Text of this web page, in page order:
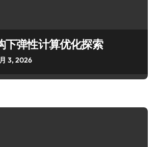
下弹性计算优化探索
3, 2026